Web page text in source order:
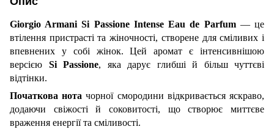
Giorgio Armani Si Passione Intense Eau de Parfum— це
втілення пристрасті та жіночності, створене для сміливих і
впевнених у собі жінок. Цей аромат є інтенсивнішою
версією Si Passione, яка дарує глибші й більш чуттєві
відтінки.
Початкова нота чорної смородини відкривається яскраво,
додаючи свіжості й соковитості, що створює миттєве
враження енергії та сміливості.